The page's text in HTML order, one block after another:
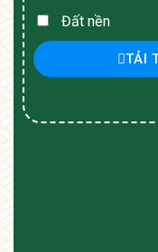
Đất nền
TẢI